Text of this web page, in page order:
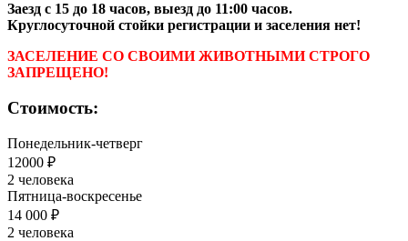
Заезд с 15 до 18 часов, выезд до 11:00 часов.
Круглосуточной стойки регистрации и заселения нет!
ЗАСЕЛЕНИЕ СО СВОИМИ ЖИВОТНЫМИ СТРОГО
ЗАПРЕЩЕНО!
Стоимость:
Понедельник-четверг
12000 ₽
2 человека
Пятница-воскресенье
14 000 ₽
2 человека